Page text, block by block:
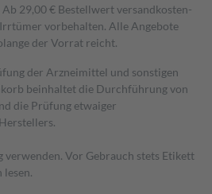
Ab 29,00 € Bestell­wert versand­kosten­
vorbehalten. Alle Angebote
der Vorrat reicht.
der Arzneimittel und sonstigen
beinhaltet die Durchführung von
die Prüfung etwaiger
verwenden. Vor Gebrauch stets Etikett